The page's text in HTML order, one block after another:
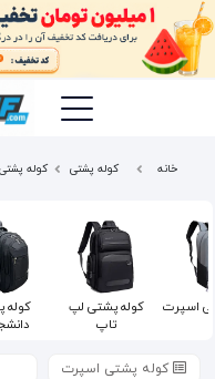
خانه کوله پشتی کوله
کوله
کوله پشتی لپ
تاپ
اسپرت
کوله پشتی اسپرت